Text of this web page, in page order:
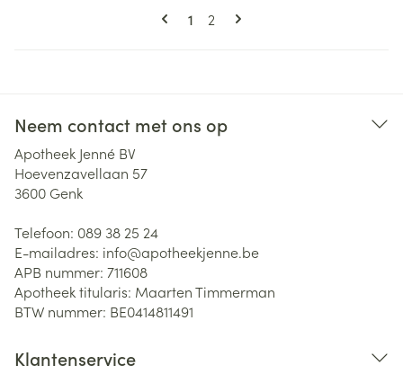
Pagina's
U lees momenteel pagina
1 Pagina
2
Neem contact met ons op
Apotheek Jenné BV
Hoevenzavellaan 57
3600 Genk
Telefoon: 089 38 25 24
E-mailadres: info@apotheekjenne.be
APB nummer: 711608
Apotheek titularis: Maarten Timmerman
BTW nummer: BE0414811491
Klantenservice